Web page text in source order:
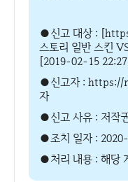
●신고 대상 :
스토리 일반 스킨
[2019-02-15
●신고자 : https://
자
●신고 사유 : 저작
●조치 일자 :
●처리 내용 : 해당